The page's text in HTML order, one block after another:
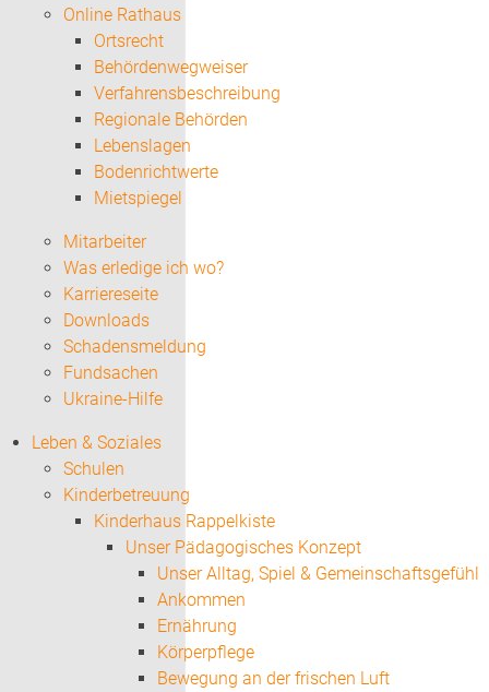
Online Rathaus
Ortsrecht
Behördenwegweiser
Verfahrensbeschreibung
Regionale Behörden
Lebenslagen
Bodenrichtwerte
Mietspiegel
Mitarbeiter
Was erledige ich wo?
Karriereseite
Downloads
Schadensmeldung
Fundsachen
Ukraine-Hilfe
Leben & Soziales
Schulen
Kinderbetreuung
Kinderhaus Rappelkiste
Unser Pädagogisches Konzept
Unser Alltag, Spiel & Gemeinschaftsgefühl
Ankommen
Ernährung
Körperpflege
Bewegung an der frischen Luft